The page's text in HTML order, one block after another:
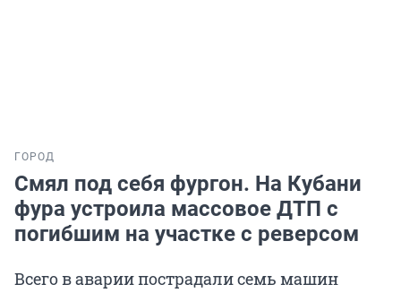
ГОРОД
Смял под себя фургон. На Кубани
фура устроила массовое ДТП с
погибшим на участке с реверсом
Всего в аварии пострадали семь машин